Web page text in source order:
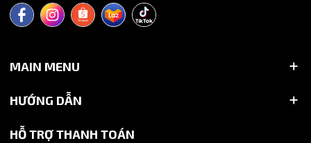
MAIN MENU
HƯỚNG DẪN
HỖ TRỢ THANH TOÁN